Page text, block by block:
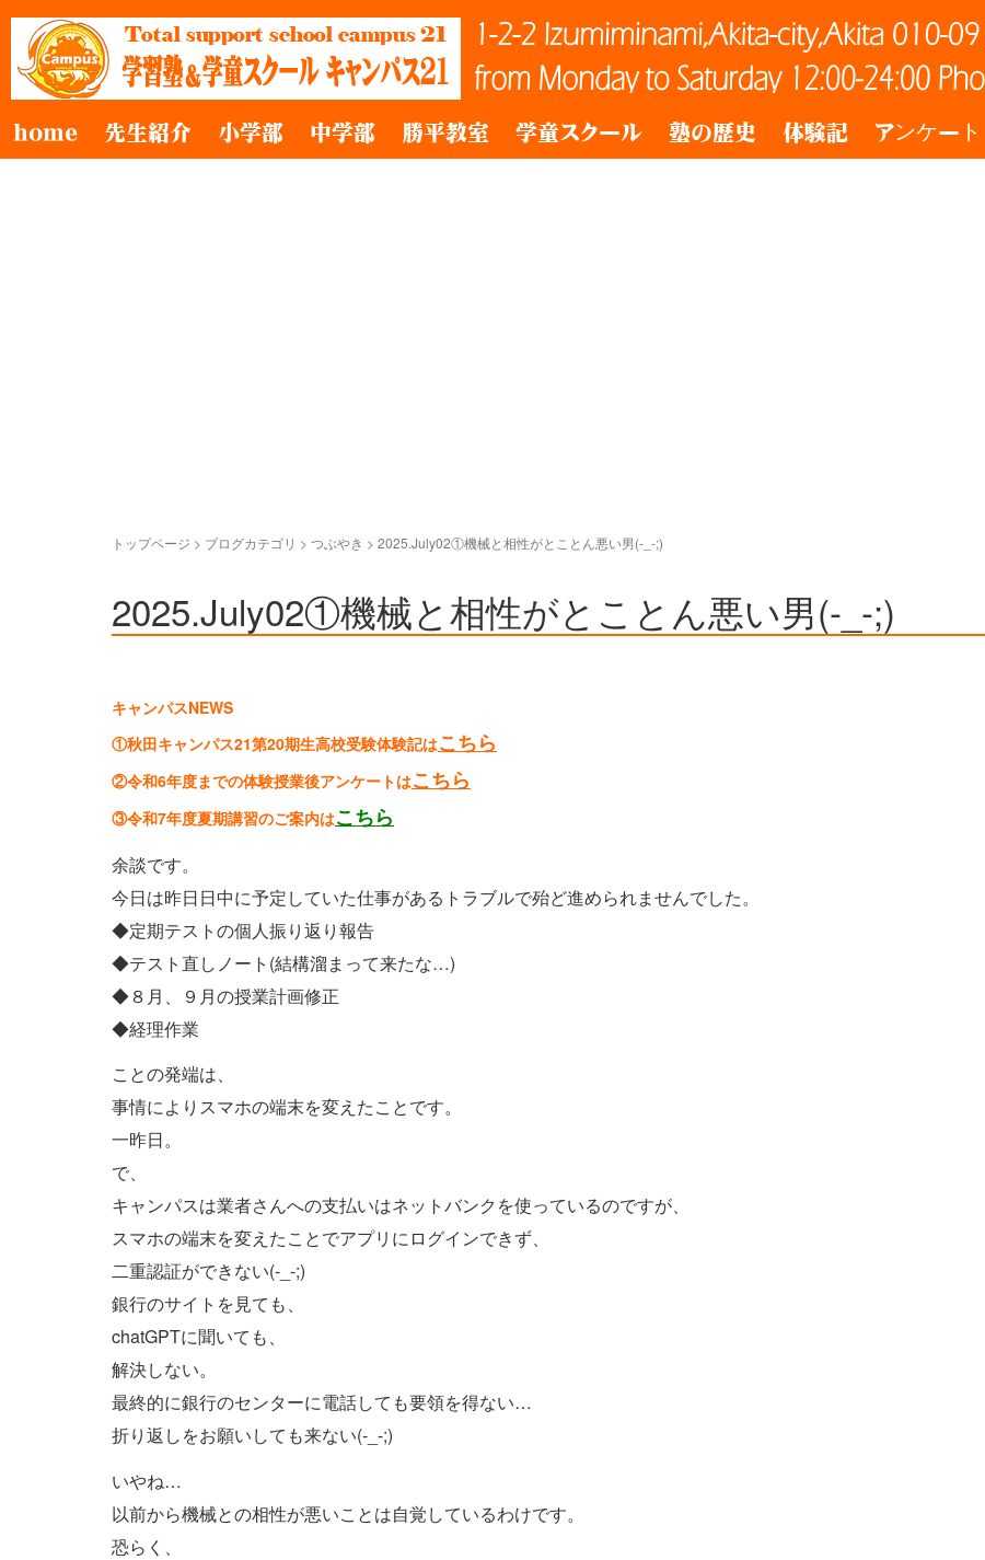
home 先生紹介 小学部 中学部 勝平教室 学童スクール 塾の歴史 体験記 アンケート
トップページ > ブログカテゴリ > つぶやき > 2025.July02①機械と相性がとことん悪い男(-_-;)
2025.July02①機械と相性がとことん悪い男(-_-;)
キャンパスNEWS
①秋田キャンパス21第20期生高校受験体験記はこちら
②令和6年度までの体験授業後アンケートはこちら
③令和7年度夏期講習のご案内はこちら
余談です。
今日は昨日日中に予定していた仕事があるトラブルで殆ど進められませんでした。
◆定期テストの個人振り返り報告
◆テスト直しノート(結構溜まって来たな…)
◆８月、９月の授業計画修正
◆経理作業
ことの発端は、
事情によりスマホの端末を変えたことです。
一昨日。
で、
キャンパスは業者さんへの支払いはネットバンクを使っているのですが、
スマホの端末を変えたことでアプリにログインできず、
二重認証ができない(-_-;)
銀行のサイトを見ても、
chatGPTに聞いても、
解決しない。
最終的に銀行のセンターに電話しても要領を得ない…
折り返しをお願いしても来ない(-_-;)
いやね…
以前から機械との相性が悪いことは自覚しているわけです。
恐らく、